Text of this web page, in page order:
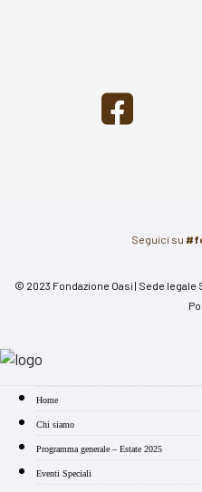
Seguici su
© 2023 Fondazione Oasi | Sede legale
Home
Chi siamo
Programma generale – Estate 2025
Eventi Speciali